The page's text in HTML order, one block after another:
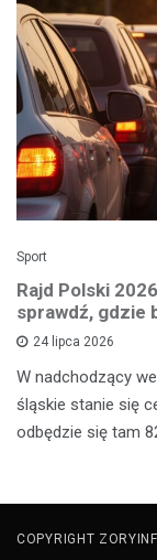
Sport
Rajd Polski
sprawdź, gdzie
24 lipca 2026
W nadchodzący
śląskie stanie się
odbędzie się tam
COPYRIGHT